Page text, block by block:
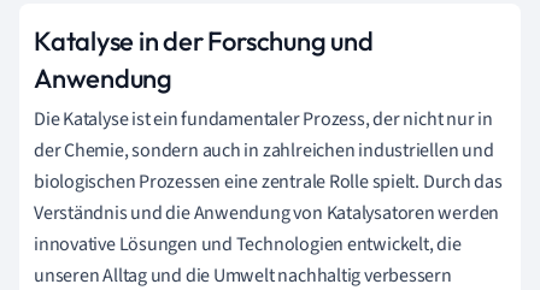
Katalyse in der Forschung und
Anwendung
Die Katalyse ist ein fundamentaler Prozess, der nicht nur in
der Chemie, sondern auch in zahlreichen industriellen und
biologischen Prozessen eine zentrale Rolle spielt. Durch das
Verständnis und die Anwendung von Katalysatoren werden
innovative Lösungen und Technologien entwickelt, die
unseren Alltag und die Umwelt nachhaltig verbessern